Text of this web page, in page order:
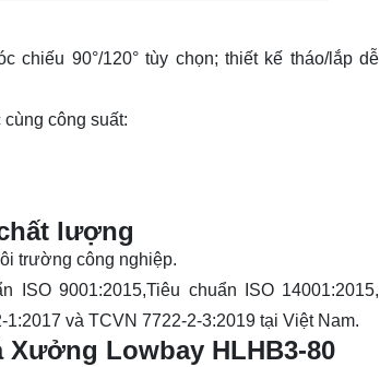
chiếu 90°/120° tùy chọn; thiết kế tháo/lắp dễ
công suất:
lượng
trường công nghiệp.
9001:2015,Tiêu chuẩn ISO 14001:2015,
và TCVN 7722-2-3:2019 tại Việt Nam.
Lowbay HLHB3-80